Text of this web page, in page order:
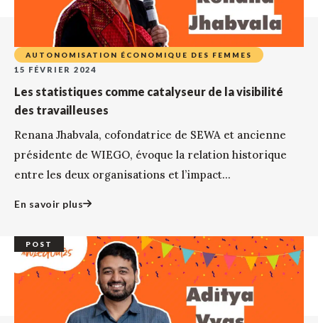
AUTONOMISATION ÉCONOMIQUE DES FEMMES
15 FÉVRIER 2024
Les statistiques comme catalyseur de la visibilité
des travailleuses
Renana Jhabvala, cofondatrice de SEWA et ancienne
présidente de WIEGO, évoque la relation historique
entre les deux organisations et l’impact...
En savoir plus
POST